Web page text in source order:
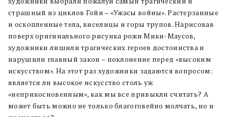
страшный из циклов Гойи – «Ужасы войны». Растерзанные
и оскопленные тела, виселицы и горы трупов. Нарисовав
поверх оригинального рисунка рожи Мики-Маусов,
художники лишили трагических героев достоинства и
нарушили главный закон – поклонение перед «высоким
искусством». На этот раз художники задаются вопросом:
является ли высокое искусство столь уж
«неприкосновенным», как мы все привыкли считать? А
может быть можно не только благоговейно молчать, но и